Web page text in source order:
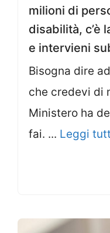
milioni di
disabilità, c’è
e intervieni
Bisogna dire
che credevi di
Ministero ha
fai. ... Leggi